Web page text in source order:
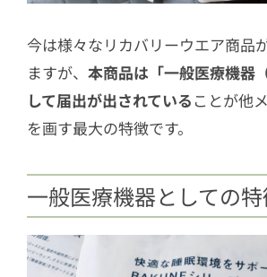
今は様々なリカバリーウエア商品
ますが、 本商品は「一般医療機器
して届出が出されている ことが他
を画す最大の特徴です。
一般医療機器としての